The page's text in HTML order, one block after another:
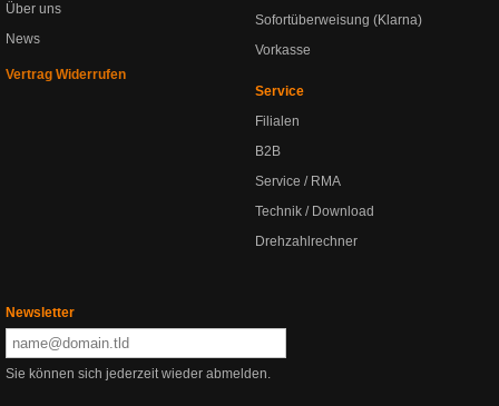
Über uns
News
Vertrag Widerrufen
Sofortüberweisung (Klarna)
Vorkasse
Service
Filialen
B2B
Service / RMA
Technik / Download
Drehzahlrechner
Newsletter
Sie können sich jederzeit wieder abmelden.